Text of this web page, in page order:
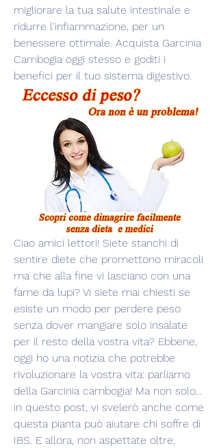
migliorare la tua salute intestinale e
ridurre l'infiammazione, per un
benessere ottimale. Acquista Garcinia
Cambogia oggi stesso e goditi i
benefici per il tuo sistema digestivo.
Ciao amici lettori! Siete stanchi di
sentire diete che promettono miracoli
ma che alla fine vi lasciano con una
fame da lupi? Vi siete mai chiesti se
esiste un modo per perdere peso
senza dover mangiare solo insalate
per il resto della vostra vita? Ebbene,
oggi ho una notizia che potrebbe
rivoluzionare la vostra vita: parliamo
della Garcinia cambogia! Ma non solo...
in questo post, vi svelerò anche come
questa pianta può aiutare chi soffre di
IBS. E allora, non aspettate oltre,